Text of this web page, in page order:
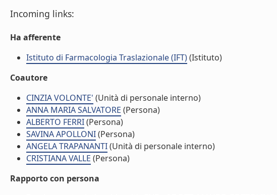
Incoming links:
Ha afferente
Istituto di Farmacologia Traslazionale (IFT)(Istituto)
Coautore
CINZIA VOLONTE' (Unità di personale interno)
ANNA MARIA SALVATORE (Persona)
ALBERTO FERRI(Persona)
SAVINA APOLLONI(Persona)
ANGELA TRAPANANTI(Unità di personale interno)
CRISTIANA VALLE (Persona)
Rapporto con persona